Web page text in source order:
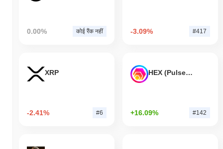
0.00% कोई रैंक नहीं -3.09% #417
XRP
-2.41% #6
HEX (Pulsechain)
+16.09% #142